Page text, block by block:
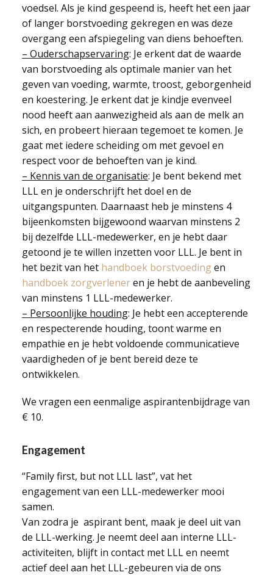
voedsel. Als je kind gespeend is, heeft het een jaar
of langer borstvoeding gekregen en was deze
overgang een afspiegeling van diens behoeften.
– Ouderschapservaring: Je erkent dat de waarde
van borstvoeding als optimale manier van het
geven van voeding, warmte, troost, geborgenheid
en koestering. Je erkent dat je kindje evenveel
nood heeft aan aanwezigheid als aan de melk an
sich, en probeert hieraan tegemoet te komen. Je
gaat met iedere scheiding om met gevoel en
respect voor de behoeften van je kind.
– Kennis van de organisatie: Je bent bekend met
LLL en je onderschrijft het doel en de
uitgangspunten. Daarnaast heb je minstens 4
bijeenkomsten bijgewoond waarvan minstens 2
bij dezelfde LLL-medewerker, en je hebt daar
getoond je te willen inzetten voor LLL. Je bent in
het bezit van het handboek borstvoedingen
handboek zorgverleneren je hebt de aanbeveling
van minstens 1 LLL-medewerker.
– Persoonlijke houding: Je hebt een accepterende
en respecterende houding, toont warme en
empathie en je hebt voldoende communicatieve
vaardigheden of je bent bereid deze te
ontwikkelen.
We vragen een eenmalige aspirantenbijdrage van
€ 10.
Engagement
“Family first, but not LLL last”, vat het
engagement van een LLL-medewerker mooi
samen.
Van zodra je aspirant bent, maak je deel uit van
de LLL-werking. Je neemt deel aan interne LLL-
activiteiten, blijft in contact met LLL en neemt
actief deel aan het LLL-gebeuren via de ons